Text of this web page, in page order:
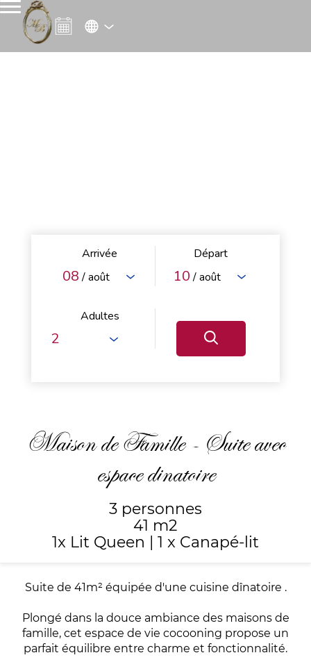
Arrivée
08 / août
Départ
10 / août
Adultes
Maison de Famille - Suite avec
espace dinatoire
3 personnes
41 m2
1x Lit Queen
1 x Canapé-lit
Suite de 41m² équipée d'une cuisine dînatoire .
Plongé dans la douce ambiance des maisons de
famille, cet espace de vie cocooning propose un
parfait équilibre entre charme et fonctionnalité.